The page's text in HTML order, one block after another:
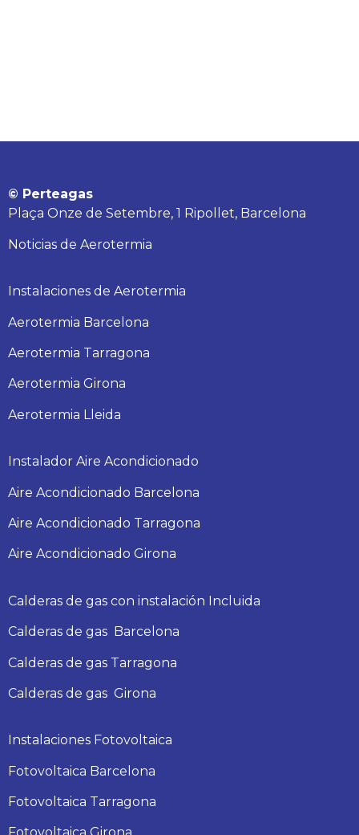
© Perteagas
Plaça Onze de Setembre, 1 Ripollet, Barcelona
Noticias de Aerotermia
Instalaciones de Aerotermia
Aerotermia Barcelona
Aerotermia Tarragona
Aerotermia Girona
Aerotermia Lleida
Instalador Aire Acondicionado
Aire Acondicionado Barcelona
Aire Acondicionado Tarragona
Aire Acondicionado Girona
Calderas de gas con instalación Incluida
Calderas de gas Barcelona
Calderas de gas Tarragona
Calderas de gas Girona
Instalaciones Fotovoltaica
Fotovoltaica Barcelona
Fotovoltaica Tarragona